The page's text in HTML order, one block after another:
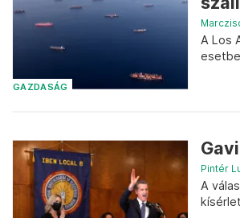
GAZDASÁG
A Los
Pintér
A